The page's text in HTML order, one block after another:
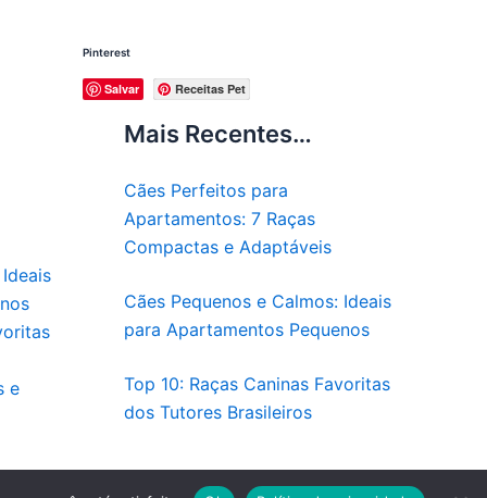
Pinterest
Salvar Receitas Pet
e
Mais Recentes…
Cães Perfeitos para
Apartamentos: 7 Raças
Compactas e Adaptáveis
Cães Pequenos e Calmos: Ideais
para Apartamentos Pequenos
Top 10: Raças Caninas Favoritas
dos Tutores Brasileiros